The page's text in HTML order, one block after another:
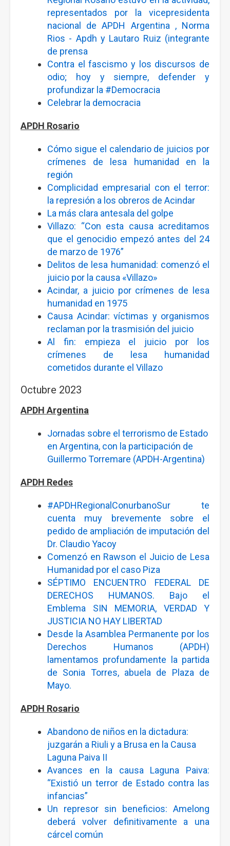
representados por la vicepresidenta
nacional deAPDH Argentina , Norma
Rios - Apdh y Lautaro Ruiz (integrante
de prensa
Contra el fascismo y los discursos de
odio; hoy y siempre, defender y
profundizar la #Democracia
Celebrar la democracia
APDH Rosario
Cómo sigue el calendario de juicios por
crímenes de lesa humanidad en la
región
Complicidad empresarial con el terror:
la represión a los obreros de Acindar
La más clara antesala del golpe
Villazo: “Con esta causa acreditamos
que el genocidio empezó antes del 24
de marzo de 1976”
Delitos de lesa humanidad: comenzó el
juicio por la causa «Villazo»
Acindar, a juicio por crímenes de lesa
humanidad en 1975
Causa Acindar: víctimas y organismos
reclaman por la trasmisión del juicio
Al fin: empieza el juicio por los
crímenes de lesa humanidad
cometidos durante el Villazo
Octubre 2023
APDH Argentina
Jornadas sobre el terrorismo de Estado
en Argentina, con la participación de
Guillermo Torremare (APDH-Argentina)
APDH Redes
#APDHRegionalConurbanoSur te
cuenta muy brevemente sobre el
pedido de ampliación de imputación del
Dr. Claudio Yacoy
Comenzó en Rawson el Juicio de Lesa
Humanidad por el caso Piza
SÉPTIMO ENCUENTRO FEDERAL DE
DERECHOS HUMANOS. Bajo el
Emblema SIN MEMORIA, VERDAD Y
JUSTICIA NO HAY LIBERTAD
Desde la Asamblea Permanente por los
Derechos Humanos (APDH)
lamentamos profundamente la partida
de Sonia Torres, abuela de Plaza de
Mayo.
APDH Rosario
Abandono de niños en la dictadura:
juzgarán a Riuli y a Brusa en la Causa
Laguna Paiva II
Avances en la causa Laguna Paiva:
“Existió un terror de Estado contra las
infancias”
Un represor sin beneficios: Amelong
deberá volver definitivamente a una
cárcel común